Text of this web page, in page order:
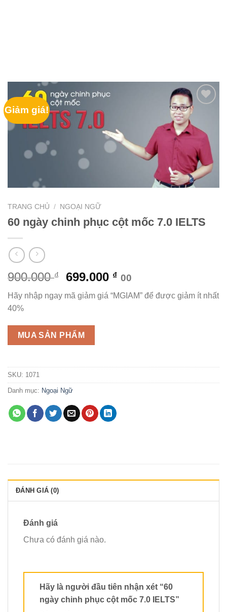
Giảm giá!
TRANG CHỦ / NGOẠI NGỮ
60 ngày chinh phục cột mốc 7.0 IELTS
900.000₫
Giá
gốc
là:
699.000 ₫Giá
tại
00
Hãy nhập ngay mã giảm giá “MGIAM” để được giảm ít nhất
40%
MUA SẢN PHẨM
SKU: 1071
Danh mục: Ngoại Ngữ
ĐÁNH GIÁ (0)
Đánh giá
Chưa có đánh giá nào.
Hãy là người đầu tiên nhận xét “60
ngày chinh phục cột mốc 7.0 IELTS”